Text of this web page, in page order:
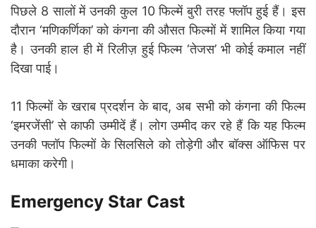
पिछले 8 सालों में उनकी कुल 10 फिल्में बुरी तरह फ्लॉप हुई हैं। इस
दौरान ‘मणिकर्णिका’ को कंगना की औसत फिल्मों में शामिल किया गया
है। उनकी हाल ही में रिलीज़ हुई फिल्म ‘तेजस’ भी कोई कमाल नहीं
दिखा पाई।
11 फिल्मों के खराब प्रदर्शन के बाद, अब सभी को कंगना की फिल्म
‘इमरजेंसी’ से काफी उम्मीदें हैं। लोग उम्मीद कर रहे हैं कि यह फिल्म
उनकी फ्लॉप फिल्मों के सिलसिले को तोड़ेगी और बॉक्स ऑफिस पर
धमाका करेगी।
Emergency Star Cast